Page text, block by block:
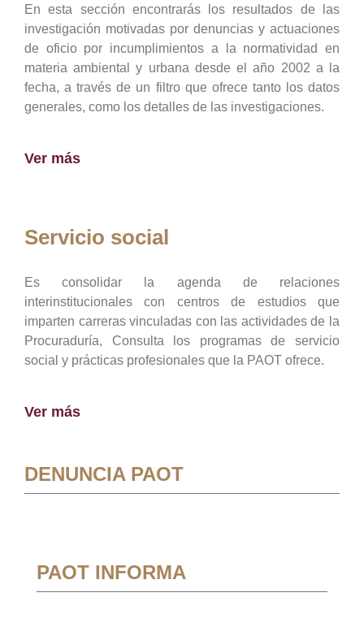
En esta sección encontrarás los resultados de las
investigación motivadas por denuncias y actuaciones
de oficio por incumplimientos a la normatividad en
materia ambiental y urbana desde el año 2002 a la
fecha, a través de un filtro que ofrece tanto los datos
generales, como los detalles de las investigaciones.
Ver más
Servicio social
Es consolidar la agenda de relaciones
interinstitucionales con centros de estudios que
imparten carreras vinculadas con las actividades de la
Procuraduría, Consulta los programas de servicio
social y prácticas profesionales que la PAOT ofrece.
Ver más
DENUNCIA PAOT
PAOT INFORMA